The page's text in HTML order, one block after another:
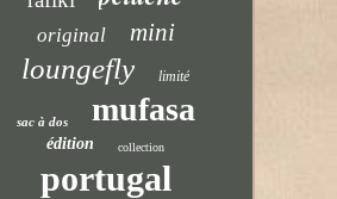
original mini
loungefly limité
sac à dos mufasa
édition collection
portugal